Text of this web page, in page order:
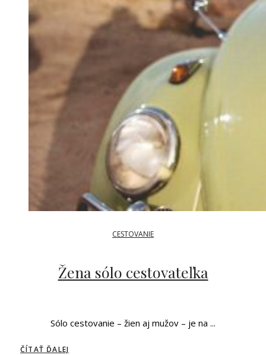
CESTOVANIE
Žena sólo cestovateľka
Sólo cestovanie – žien aj mužov – je na ...
ČÍTAŤ ĎALEJ